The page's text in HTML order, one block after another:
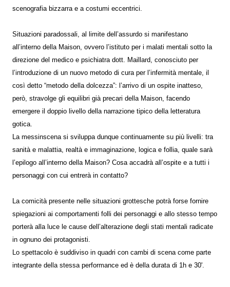
scenografia bizzarra e a costumi eccentrici.
Situazioni paradossali, al limite dell’assurdo si manifestano
all’interno della Maison, ovvero l’istituto per i malati mentali sotto la
direzione del medico e psichiatra dott. Maillard, conosciuto per
l’introduzione di un nuovo metodo di cura per l’infermità mentale, il
così detto “metodo della dolcezza”: l’arrivo di un ospite inatteso,
però, stravolge gli equilibri già precari della Maison, facendo
emergere il doppio livello della narrazione tipico della letteratura
gotica.
La messinscena si sviluppa dunque continuamente su più livelli: tra
sanità e malattia, realtà e immaginazione, logica e follia, quale sarà
l’epilogo all’interno della Maison? Cosa accadrà all’ospite e a tutti i
personaggi con cui entrerà in contatto?
La comicità presente nelle situazioni grottesche potrà forse fornire
spiegazioni ai comportamenti folli dei personaggi e allo stesso tempo
porterà alla luce le cause dell’alterazione degli stati mentali radicate
in ognuno dei protagonisti.
Lo spettacolo è suddiviso in quadri con cambi di scena come parte
integrante della stessa performance ed è della durata di 1h e 30'.